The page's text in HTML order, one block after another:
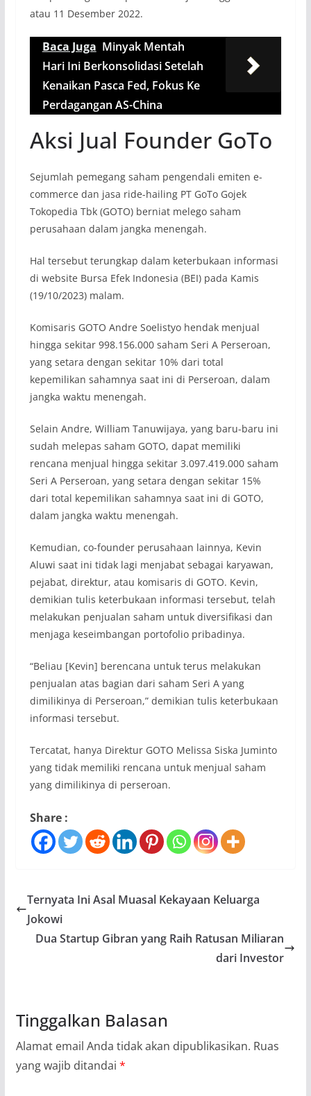
atau 11 Desember 2022.
Baca Juga Minyak Mentah
Hari Ini Berkonsolidasi Setelah
Kenaikan Pasca Fed, Fokus Ke
Perdagangan AS-China
Aksi Jual Founder GoTo
Sejumlah pemegang saham pengendali emiten e-
commerce dan jasa ride-hailing PT GoTo Gojek
Tokopedia Tbk (GOTO) berniat melego saham
perusahaan dalam jangka menengah.
Hal tersebut terungkap dalam keterbukaan informasi
di website Bursa Efek Indonesia (BEI) pada Kamis
(19/10/2023) malam.
Komisaris GOTO Andre Soelistyo hendak menjual
hingga sekitar 998.156.000 saham Seri A Perseroan,
yang setara dengan sekitar 10% dari total
kepemilikan sahamnya saat ini di Perseroan, dalam
jangka waktu menengah.
Selain Andre, William Tanuwijaya, yang baru-baru ini
sudah melepas saham GOTO, dapat memiliki
rencana menjual hingga sekitar 3.097.419.000 saham
Seri A Perseroan, yang setara dengan sekitar 15%
dari total kepemilikan sahamnya saat ini di GOTO,
dalam jangka waktu menengah.
Kemudian, co-founder perusahaan lainnya, Kevin
Aluwi saat ini tidak lagi menjabat sebagai karyawan,
pejabat, direktur, atau komisaris di GOTO. Kevin,
demikian tulis keterbukaan informasi tersebut, telah
melakukan penjualan saham untuk diversifikasi dan
menjaga keseimbangan portofolio pribadinya.
“Beliau [Kevin] berencana untuk terus melakukan
penjualan atas bagian dari saham Seri A yang
dimilikinya di Perseroan,” demikian tulis keterbukaan
informasi tersebut.
Tercatat, hanya Direktur GOTO Melissa Siska Juminto
yang tidak memiliki rencana untuk menjual saham
yang dimilikinya di perseroan.
Share :
Ternyata Ini Asal Muasal Kekayaan Keluarga
Jokowi
Dua Startup Gibran yang Raih Ratusan Miliaran
dari Investor
Tinggalkan Balasan
Alamat email Anda tidak akan dipublikasikan. Ruas
yang wajib ditandai *